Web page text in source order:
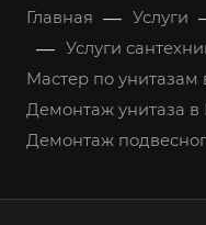
Главная — Услуги
— Услуги
Мастер по унитазам
Демонтаж унитаза в
Демонтаж